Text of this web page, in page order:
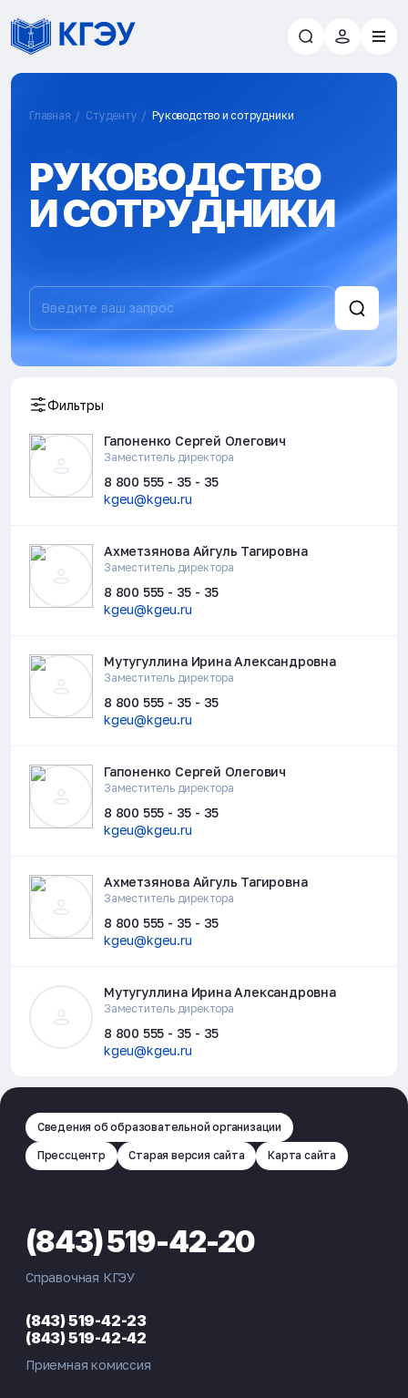
Главная Студенту Руководство и сотрудники
РУКОВОДСТВО
И СОТРУДНИКИ
Фильтры
Гапоненко Сергей Олегович
Заместитель директора
8 800 555 - 35 - 35
kgeu@kgeu.ru
Ахметзянова Айгуль Тагировна
Заместитель директора
8 800 555 - 35 - 35
kgeu@kgeu.ru
Мутугуллина Ирина Александровна
Заместитель директора
8 800 555 - 35 - 35
kgeu@kgeu.ru
Гапоненко Сергей Олегович
Заместитель директора
8 800 555 - 35 - 35
kgeu@kgeu.ru
Ахметзянова Айгуль Тагировна
Заместитель директора
8 800 555 - 35 - 35
kgeu@kgeu.ru
Мутугуллина Ирина Александровна
Заместитель директора
8 800 555 - 35 - 35
kgeu@kgeu.ru
Сведения об образовательной организации
Прессцентр Старая версия сайта Карта сайта
(843) 519-42-20
Справочная КГЭУ
(843) 519-42-23
(843) 519-42-42
Приемная комиссия